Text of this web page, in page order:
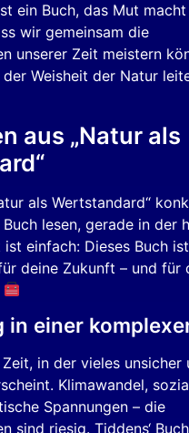
ein Buch, das Mut
wir gemeinsam die
unserer Zeit meistern
Weisheit der Natur
aus „Natur als
als Wertstandard“
lesen, gerade in der
einfach: Dieses Buch
deine Zukunft – und für
in einer
in der vieles unsicher
Klimawandel,
Spannungen – die
sind riesig. Tiddens‘